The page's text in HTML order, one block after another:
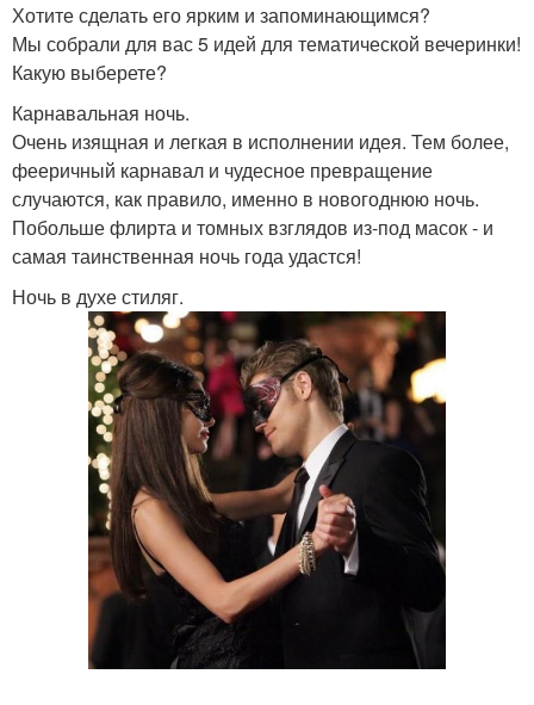
Хотите сделать его ярким и запоминающимся?
Мы собрали для вас 5 идей для тематической вечеринки!
Какую выберете?
Карнавальная ночь.
Очень изящная и легкая в исполнении идея. Тем более,
фееричный карнавал и чудесное превращение
случаются, как правило, именно в новогоднюю ночь.
Побольше флирта и томных взглядов из-под масок - и
самая таинственная ночь года удастся!
Ночь в духе стиляг.